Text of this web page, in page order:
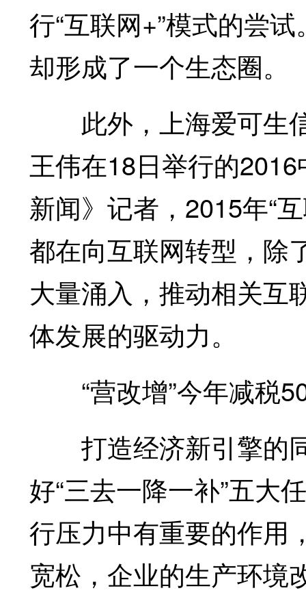
行“互联网+”模式的尝
却形成了一个生态圈。
此外，上海爱可生
王伟在18日举行的
新闻》记者，2015年“
都在向互联网转型，除
大量涌入，推动相关互
体发展的驱动力。
“营改增”今年减税
打造经济新引擎的
好“三去一降一补”五大
行压力中有重要的作用
宽松，企业的生产环境